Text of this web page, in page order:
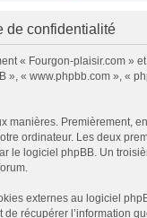
de confidentialité
« Fourgon-plaisir.com »
», « www.phpbb.com », «
manières. Premièrement,
ordinateur. Les deux
le logiciel phpBB. Un
externes au logiciel
récupérer l’information